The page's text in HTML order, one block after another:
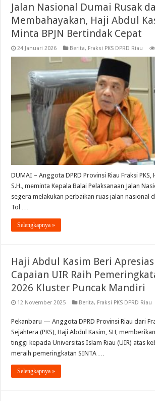
Jalan Nasional Dumai Rusak
Membahayakan, Haji Abdul
Minta BPJN Bertindak Cepat
24 Januari 2026 Berita, Fraksi PKS DPRD Riau
DUMAI – Anggota DPRD Provinsi Riau Fraksi PKS,
S.H., meminta Kepala Balai Pelaksanaan Jalan
segera melakukan perbaikan ruas jalan nasional
Tol …
Selengkapnya »
Haji Abdul Kasim Beri
Capaian UIR Raih
2026 Kluster Puncak Mandiri
12 November 2025 Berita, Fraksi PKS DPRD Riau
Pekanbaru — Anggota DPRD Provinsi Riau dari
Sejahtera (PKS), Haji Abdul Kasim, SH,
tinggi kepada Universitas Islam Riau (UIR) atas
meraih pemeringkatan SINTA …
Selengkapnya »